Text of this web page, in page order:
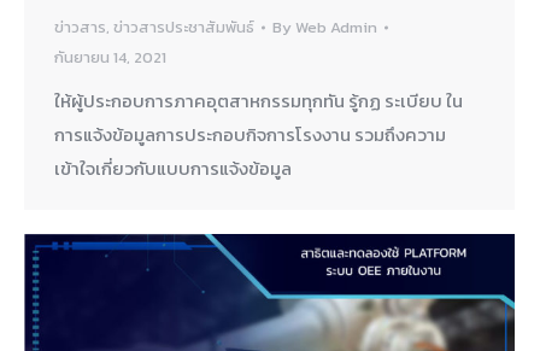
ข่าวสาร, ข่าวสารประชาสัมพันธ์ By Web Admin
กันยายน 14, 2021
ให้ผู้ประกอบการภาคอุตสาหกรรมทุกทัน รู้กฏ ระเบียบ ใน
การแจ้งข้อมูลการประกอบกิจการโรงงาน รวมถึงความ
เข้าใจเกี่ยวกับแบบการแจ้งข้อมูล